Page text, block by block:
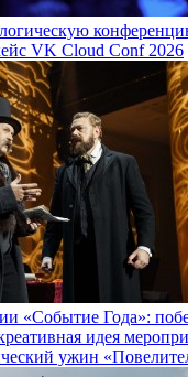
VK Cloud Conf 2026
«Событие Года»:
идея
ужин